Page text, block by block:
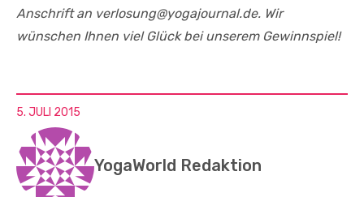
Anschrift an verlosung@yogajournal.de. Wir
wünschen Ihnen viel Glück bei unserem Gewinnspiel!
5. JULI 2015
YogaWorld Redaktion